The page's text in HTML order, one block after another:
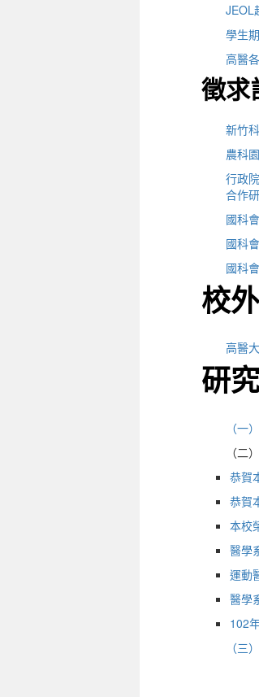
JEOL
學生
高醫
徵求
新竹
農科
行政
合作
國科
國科
國科
校
高醫
研
（一
（二
恭賀
恭賀
本校
醫學
運動
醫學
102
（三